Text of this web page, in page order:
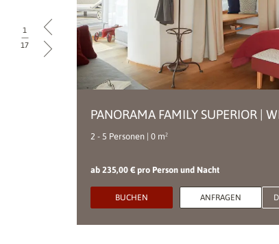
1
|
17
PANORAMA FAMILY SUPERIOR |
2 - 5 Personen | 0 m²
ab 235,00 € pro Person und Nacht
BUCHEN ANFRAGEN